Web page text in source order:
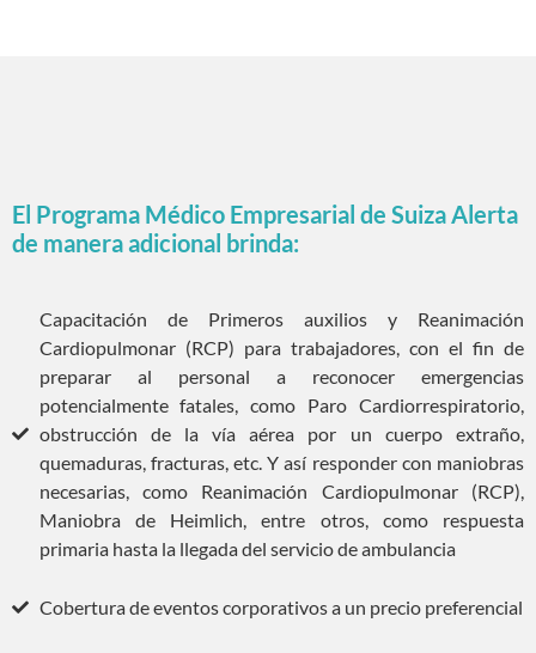
El Programa Médico Empresarial de Suiza Alerta
de manera adicional brinda:
Capacitación de Primeros auxilios y Reanimación
Cardiopulmonar (RCP) para trabajadores, con el fin de
preparar al personal a reconocer emergencias
potencialmente fatales, como Paro Cardiorrespiratorio,
obstrucción de la vía aérea por un cuerpo extraño,
quemaduras, fracturas, etc. Y así responder con maniobras
necesarias, como Reanimación Cardiopulmonar (RCP),
Maniobra de Heimlich, entre otros, como respuesta
primaria hasta la llegada del servicio de ambulancia
Cobertura de eventos corporativos a un precio preferencial